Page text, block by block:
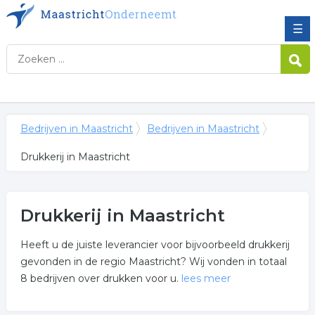
☰
Bedrijven in Maastricht Bedrijven in Maastricht
Drukkerij in Maastricht
Drukkerij in Maastricht
Heeft u de juiste leverancier voor bijvoorbeeld drukkerij
gevonden in de regio Maastricht? Wij vonden in totaal
8 bedrijven over drukken voor u. lees meer